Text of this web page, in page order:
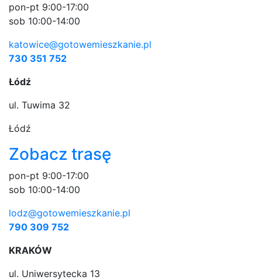
pon-pt 9:00-17:00
sob 10:00-14:00
katowice@gotowemieszkanie.pl
730 351 752
Łódź
ul. Tuwima 32
Łódź
Zobacz trasę
pon-pt 9:00-17:00
sob 10:00-14:00
lodz@gotowemieszkanie.pl
790 309 752
KRAKÓW
ul. Uniwersytecka 13